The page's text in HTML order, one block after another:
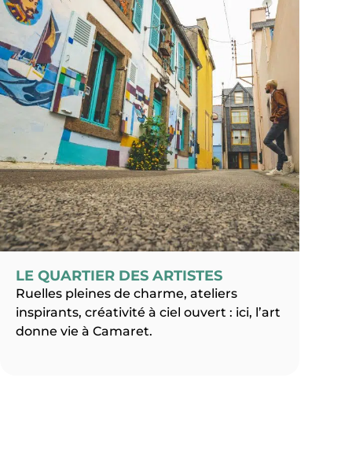
LE QUARTIER DES ARTISTES
Ruelles pleines de charme, ateliers
inspirants, créativité à ciel ouvert : ici, l’art
donne vie à Camaret.